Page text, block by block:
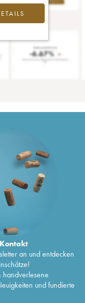
an und entdecken
handverlesene
und fundierte